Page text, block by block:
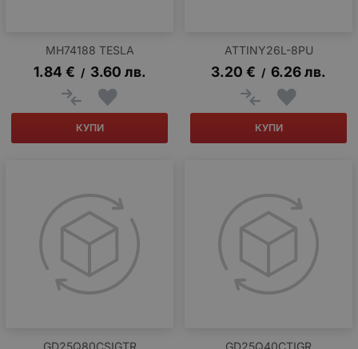
MH74188 TESLA
1.84 € / 3.60 лв.
КУПИ
ATTINY26L-8PU
3.20 € / 6.26лв.
КУПИ
GD25Q80CSIGTR GD25Q40CTIGR